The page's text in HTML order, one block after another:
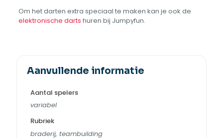
Om het darten extra speciaal te maken kan je ook de
elektronische darts huren bij Jumpyfun.
Aanvullende informatie
Aantal spelers
variabel
Rubriek
braderij, teambuilding